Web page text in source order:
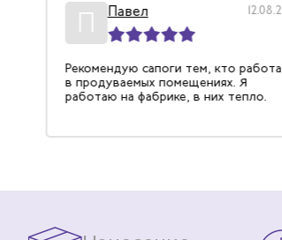
П Павел
Рекомендую сапоги тем, кто
в продуваемых помещениях. Я
работаю на фабрике, в них тепло.